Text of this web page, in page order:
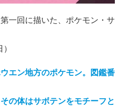
一回に描いた、ポケモン・サ
エン地方のポケモン。図鑑番
の体はサボテンをモチーフと